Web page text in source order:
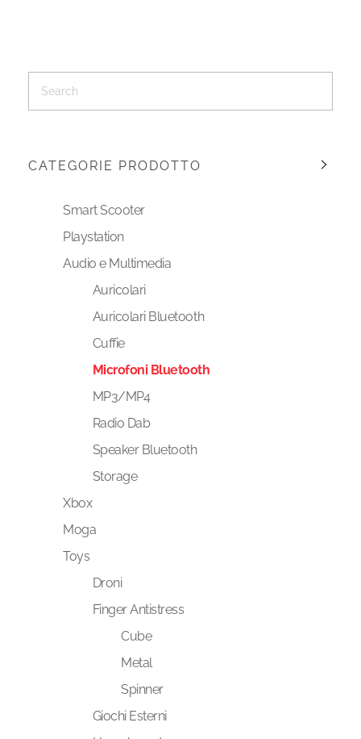
CATEGORIE PRODOTTO
Smart Scooter
Playstation
Audio e Multimedia
Auricolari
Auricolari Bluetooth
Cuffie
Microfoni Bluetooth
MP3/MP4
Radio Dab
Speaker Bluetooth
Storage
Xbox
Moga
Toys
Droni
Finger Antistress
Cube
Metal
Spinner
Giochi Esterni